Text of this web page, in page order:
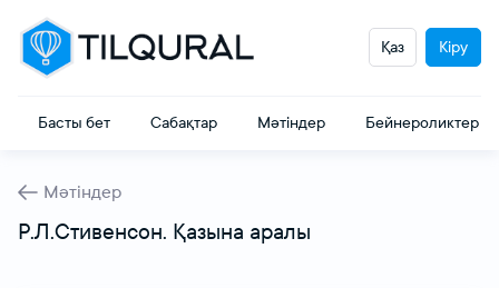
Басты бет Сабақтар Мәтіндер Бейнероликтер
Қаз Кіру
Мәтіндер
Р.Л.Стивенсон. Қазына аралы